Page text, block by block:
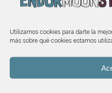
Utilizamos cookies para darte la
más sobre qué cookies estamos
HORARIO DE